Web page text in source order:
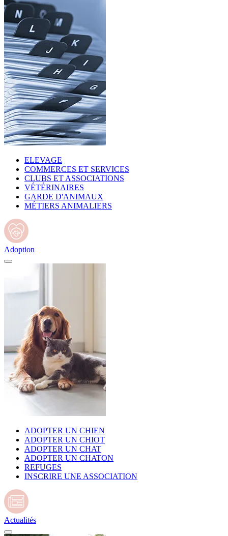
ELEVAGE
COMMERCES ET SERVICES
CLUBS ET ASSOCIATIONS
VÉTÉRINAIRES
GARDE D'ANIMAUX
MÉTIERS ANIMALIERS
Adoption
ADOPTER UN CHIEN
ADOPTER UN CHIOT
ADOPTER UN CHAT
ADOPTER UN CHATON
REFUGES
INSCRIRE UNE ASSOCIATION
Actualités